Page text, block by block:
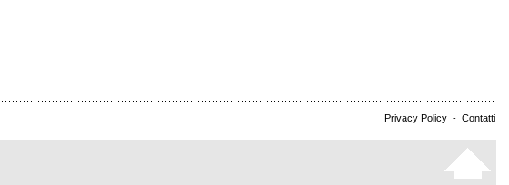
Privacy Policy - Contatti